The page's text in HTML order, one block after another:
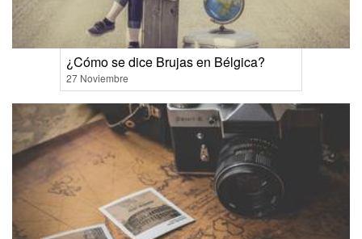
¿Cómo se dice Brujas en Bélgica?
27 Noviembre